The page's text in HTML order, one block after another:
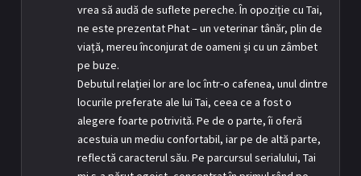
vrea să audă de suflete pereche. În opoziție cu Tai,
ne este prezentat Phat – un veterinar tânăr, plin de
viață, mereu înconjurat de oameni și cu un zâmbet
pe buze.
Debutul relației lor are loc într-o cafenea, unul dintre
locurile preferate ale lui Tai, ceea ce a fost o
alegere foarte potrivită. Pe de o parte, îi oferă
acestuia un mediu confortabil, iar pe de altă parte,
reflectă caracterul său. Pe parcursul serialului, Tai